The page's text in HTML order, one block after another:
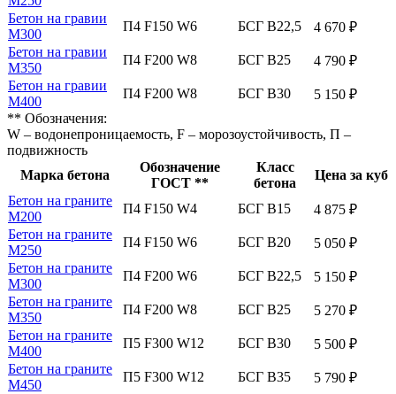
Бетон на гравии
М300
П4 F150 W6 БСГ В22,5
4 670 ₽
Бетон на гравии
М350
П4 F200 W8 БСГ В25
4 790 ₽
Бетон на гравии
М400
П4 F200 W8 БСГ В30
5 150 ₽
** Обозначения:
W – водонепроницаемость, F – морозоустойчивость, П –
подвижность
Марка бетона
Обозначение
ГОСТ **
Класс
бетона
Цена за куб
Бетон на граните
М200
П4 F150 W4 БСГ В15
4 875 ₽
Бетон на граните
М250
П4 F150 W6 БСГ В20
5 050 ₽
Бетон на граните
М300
П4 F200 W6 БСГ В22,5
5 150 ₽
Бетон на граните
М350
П4 F200 W8 БСГ В25
5 270 ₽
Бетон на граните
М400
П5 F300 W12 БСГ В30
5 500 ₽
Бетон на граните
М450
П5 F300 W12 БСГ В35
5 790 ₽